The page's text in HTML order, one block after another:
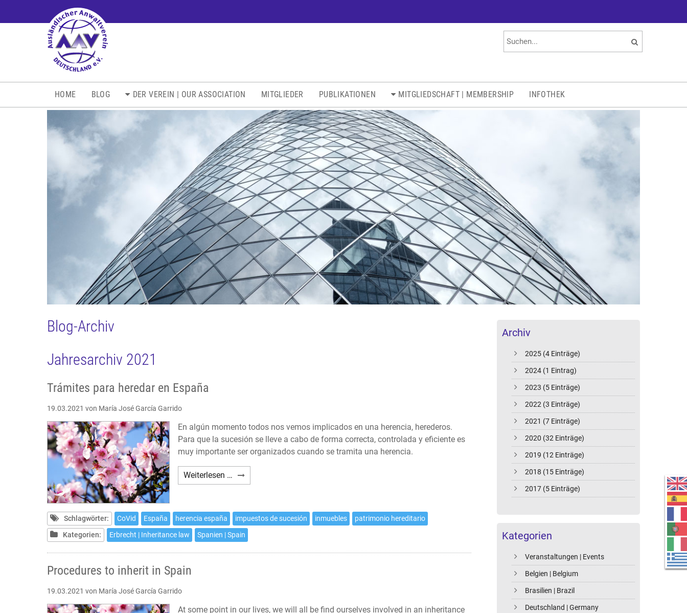
HOME BLOG DER VEREIN | OUR ASSOCIATION MITGLIEDER PUBLIKATIONEN MITGLIEDSCHAFT | MEMBERSHIP INFOTHEK
Archiv
2025 (4 Einträge)
2024 (1 Eintrag)
2023 (5 Einträge)
2022 (3 Einträge)
2021 (7 Einträge)
2020 (32 Einträge)
2019 (12 Einträge)
2018 (15 Einträge)
2017 (5 Einträge)
Kategorien
Veranstaltungen | Events
Belgien | Belgium
Brasilien | Brazil
Deutschland | Germany
Blog-Archiv
Jahresarchiv 2021
Trámites para heredar en España
19.03.2021 von María José García Garrido
En algún momento todos nos vemos implicados en una herencia, herederos.
Para que la sucesión se lleve a cabo de forma correcta, controlada y eficiente es
muy importante ser organizados cuando se tramita una herencia.
Weiterlesen … Trámites
para
en
España
Schlagwörter: CoVid España herencia españa impuestos de sucesión inmuebles
patrimonio hereditario
Kategorien:
Erbrecht | Inheritance law Spanien | Spain
Procedures to inherit in Spain
19.03.2021 von María José García Garrido
At some point in our lives, we will all be find ourselves involved in an inheritance